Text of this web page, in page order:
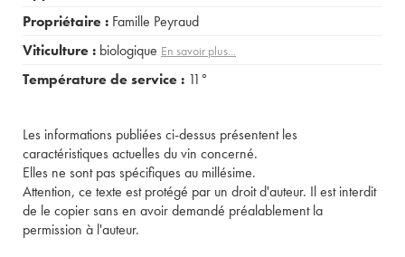
Propriétaire : Famille Peyraud
Viticulture : biologique En savoir plus...
Température de service : 11°
Les informations publiées ci-dessus présentent les
caractéristiques actuelles du vin concerné.
Elles ne sont pas spécifiques au millésime.
Attention, ce texte est protégé par un droit d'auteur. Il est interdit
de le copier sans en avoir demandé préalablement la
permission à l'auteur.